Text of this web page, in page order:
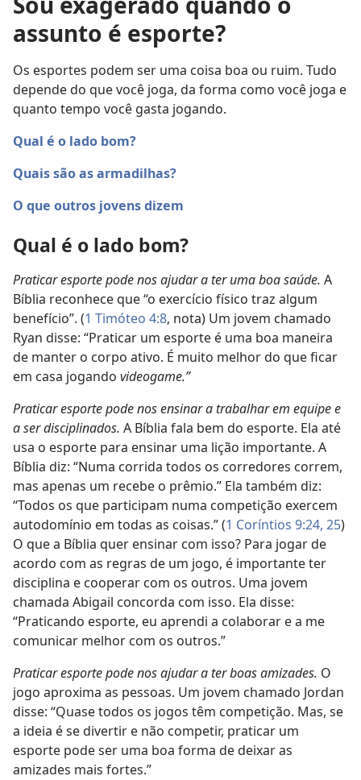
assunto é esporte?
Os esportes podem ser uma coisa boa ou ruim. Tudo
depende do que você joga, da forma como você joga e
quanto tempo você gasta jogando.
Qual é o lado bom?
Quais são as armadilhas?
O que outros jovens dizem
Qual é o lado bom?
Praticar esporte pode nos ajudar a ter uma boa saúde. A
Bíblia reconhece que “o exercício físico traz algum
benefício”. (1 Timóteo 4:8, nota) Um jovem chamado
Ryan disse: “Praticar um esporte é uma boa maneira
de manter o corpo ativo. É muito melhor do que ficar
em casa jogando videogame.”
Praticar esporte pode nos ensinar a trabalhar em equipe e
a ser disciplinados. A Bíblia fala bem do esporte. Ela até
usa o esporte para ensinar uma lição importante. A
Bíblia diz: “Numa corrida todos os corredores correm,
mas apenas um recebe o prêmio.” Ela também diz:
“Todos os que participam numa competição exercem
autodomínio em todas as coisas.” (1 Coríntios 9:24, 25)
O que a Bíblia quer ensinar com isso? Para jogar de
acordo com as regras de um jogo, é importante ter
disciplina e cooperar com os outros. Uma jovem
chamada Abigail concorda com isso. Ela disse:
“Praticando esporte, eu aprendi a colaborar e a me
comunicar melhor com os outros.”
Praticar esporte pode nos ajudar a ter boas amizades. O
jogo aproxima as pessoas. Um jovem chamado Jordan
disse: “Quase todos os jogos têm competição. Mas, se
a ideia é se divertir e não competir, praticar um
esporte pode ser uma boa forma de deixar as
amizades mais fortes.”